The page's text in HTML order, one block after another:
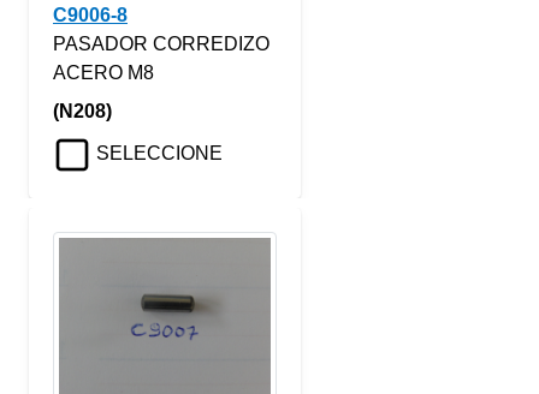
C9006-8
PASADOR CORREDIZO
ACERO M8
(N208)
SELECCIONE